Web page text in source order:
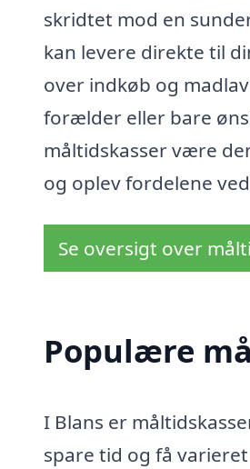
skridtet mod en
kan levere direkte til
over indkøb og
forælder eller bare
måltidskasser være
og oplev fordelene
Se oversigt over
Populære
I Blans er
spare tid og få